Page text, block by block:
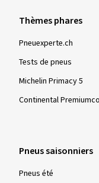
Thèmes phares
Pneuexperte.ch
Tests de pneus
Michelin Primacy 5
Continental
Pneus saisonniers
Pneus été